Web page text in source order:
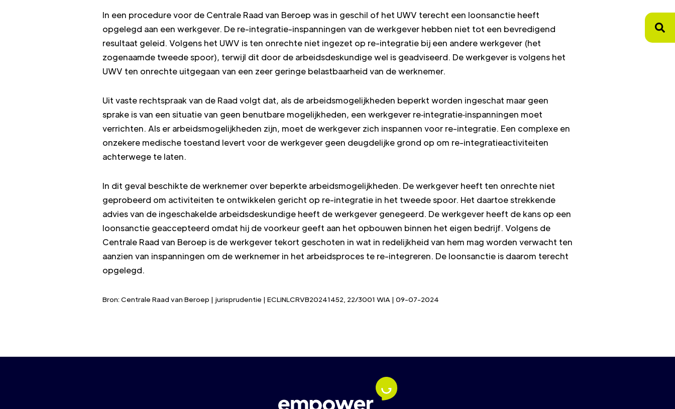
In een procedure voor de Centrale Raad van Beroep was in geschil of het UWV terecht een loonsanctie heeft
opgelegd aan een werkgever. De re-integratie-inspanningen van de werkgever hebben niet tot een bevredigend
resultaat geleid. Volgens het UWV is ten onrechte niet ingezet op re-integratie bij een andere werkgever (het
zogenaamde tweede spoor), terwijl dit door de arbeidsdeskundige wel is geadviseerd. De werkgever is volgens het
UWV ten onrechte uitgegaan van een zeer geringe belastbaarheid van de werknemer.
Uit vaste rechtspraak van de Raad volgt dat, als de arbeidsmogelijkheden beperkt worden ingeschat maar geen
sprake is van een situatie van geen benutbare mogelijkheden, een werkgever re‑integratie‑inspanningen moet
verrichten. Als er arbeidsmogelijkheden zijn, moet de werkgever zich inspannen voor re-integratie. Een complexe en
onzekere medische toestand levert voor de werkgever geen deugdelijke grond op om re-integratieactiviteiten
achterwege te laten.
In dit geval beschikte de werknemer over beperkte arbeidsmogelijkheden. De werkgever heeft ten onrechte niet
geprobeerd om activiteiten te ontwikkelen gericht op re-integratie in het tweede spoor. Het daartoe strekkende
advies van de ingeschakelde arbeidsdeskundige heeft de werkgever genegeerd. De werkgever heeft de kans op een
loonsanctie geaccepteerd omdat hij de voorkeur geeft aan het opbouwen binnen het eigen bedrijf. Volgens de
Centrale Raad van Beroep is de werkgever tekort geschoten in wat in redelijkheid van hem mag worden verwacht ten
aanzien van inspanningen om de werknemer in het arbeidsproces te re-integreren. De loonsanctie is daarom terecht
opgelegd.
Bron: Centrale Raad van Beroep | jurisprudentie | ECLINLCRVB20241452, 22/3001 WIA | 09-07-2024